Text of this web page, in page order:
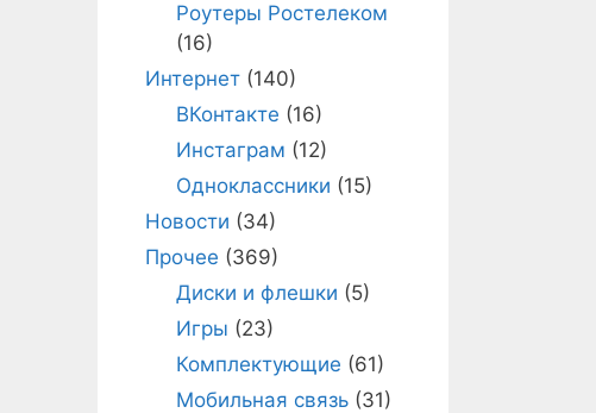
Роутеры Ростелеком
(16)
Интернет (140)
ВКонтакте (16)
Инстаграм (12)
Одноклассники (15)
Новости (34)
Прочее (369)
Диски и флешки (5)
Игры (23)
Комплектующие (61)
Мобильная связь(31)